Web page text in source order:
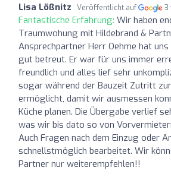
Lisa Lößnitz Veröffentlicht auf 3
Fantastische Erfahrung: Wir haben
Traumwohung mit Hildebrand &
Ansprechpartner Herr Oehme hat
gut betreut. Er war für uns immer
freundlich und alles lief sehr
sogar während der Bauzeit Zutritt
ermöglicht, damit wir ausmessen
Küche planen. Die Übergabe verlief
was wir bis dato so von
Auch Fragen nach dem Einzug oder
schnellstmöglich bearbeitet. Wir
Partner nur weiterempfehlen!!